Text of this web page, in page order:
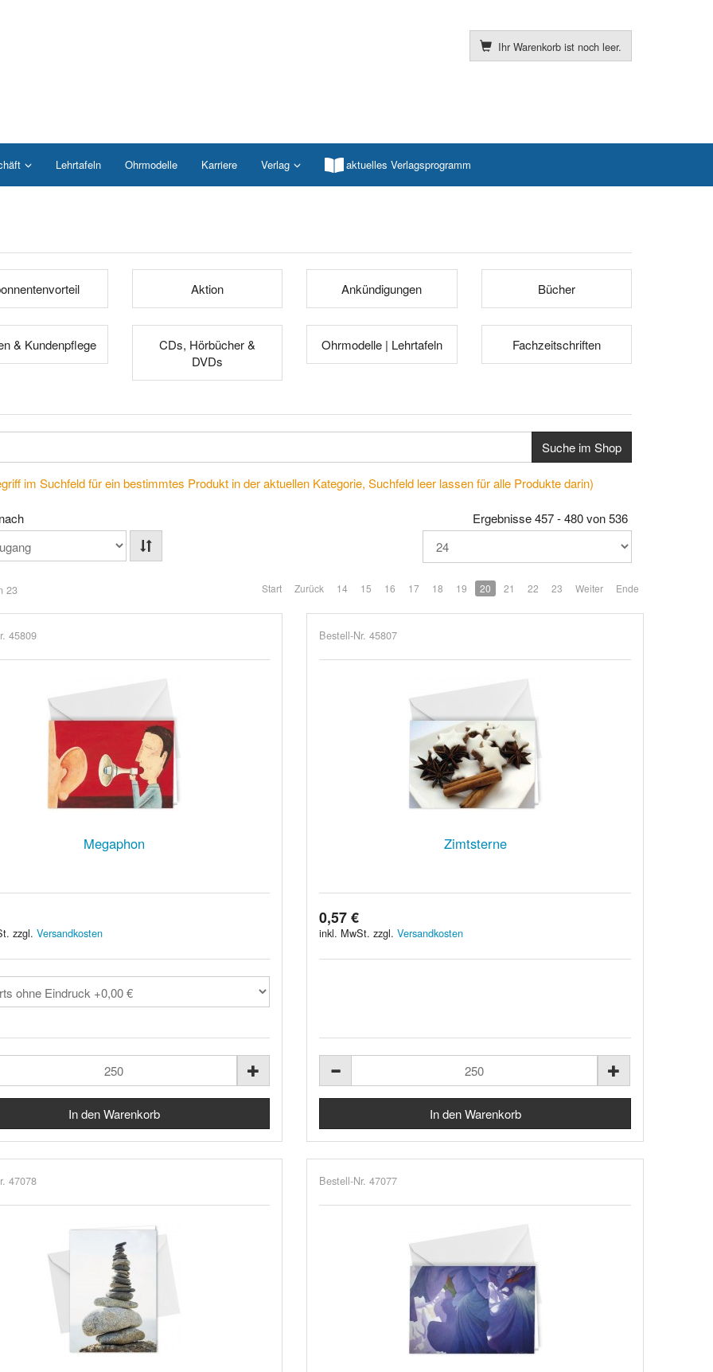
Ihr Warenkorb ist noch leer.
Lehrtafeln Ohrmodelle Karriere Verlag aktuelles Verlagsprogramm
Aktion Ankündigungen Bücher
& Kundenpflege
CDs, Hörbücher &
DVDs
Ohrmodelle | Lehrtafeln Fachzeitschriften
Suche im Shop
im Suchfeld für ein bestimmtes Produkt in der aktuellen Kategorie, Suchfeld leer lassen für alle Produkte darin)
Ergebnisse 457 - 480 von 536
23 Start Zurück 14 15 16 17 18 19 20 21 22 23 Weiter Ende
45809
Megaphon
zzgl. Versandkosten
Bestell-Nr. 45807
Zimtsterne
0,57 €
inkl. MwSt. zzgl.Versandkosten
47078 Bestell-Nr. 47077